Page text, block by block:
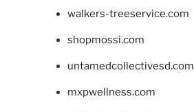
walkers-treeservice.com
shopmossi.com
untamedcollectivesd.com
mxpwellness.com